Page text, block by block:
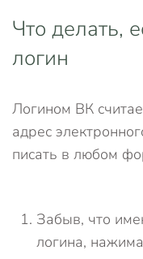
Что делать,
логин
Логином ВК
адрес
писать в любом
Забыв, что
логина,